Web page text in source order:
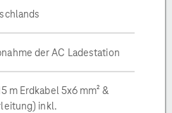
der AC Ladestation
m Erdkabel 5x6 mm² &
inkl.